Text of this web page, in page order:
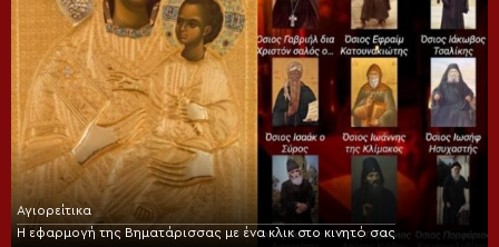
Αγιορείτικα
Η εφαρμογή της Βηματάρισσας με ένα κλικ στο κινητό σας